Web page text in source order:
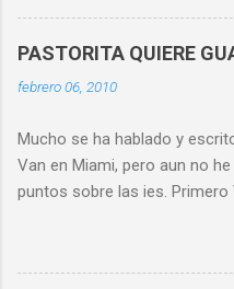
escenario de
la 37 que
guagua
Santos
Pizzeria
Alameda,
Mara, Los
PASTORITA QUIERE
febrero 06, 2010
Mucho se ha hablado y
Van en Miami, pero aun no
puntos sobre las ies.
dinosaurio que no se sabe
Cuba le interesa lo que hace